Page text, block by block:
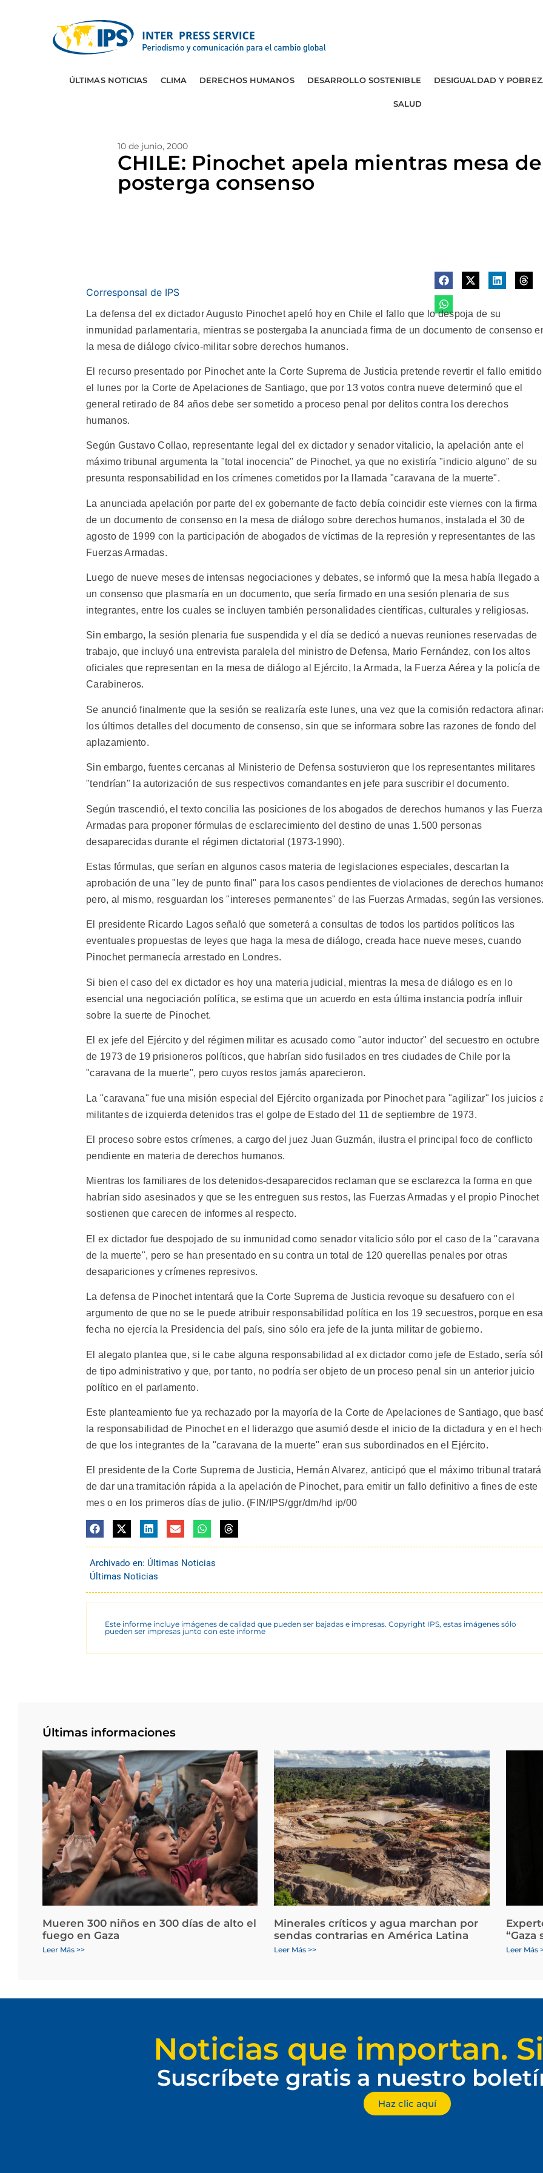
ÚLTIMAS NOTICIAS CLIMA DERECHOS HUMANOS DESARROLLO SOSTENIBLE DESIGUALDAD Y
SALUD
10 de junio, 2000
CHILE: Pinochet apela mientras mesa
posterga consenso
Corresponsal de IPS
La defensa del ex dictador Augusto Pinochet apeló hoy en Chile el fallo que lo despoja de su
inmunidad parlamentaria, mientras se postergaba la anunciada firma de un documento de consenso
la mesa de diálogo cívico-militar sobre derechos humanos.
El recurso presentado por Pinochet ante la Corte Suprema de Justicia pretende revertir el fallo emitido
el lunes por la Corte de Apelaciones de Santiago, que por 13 votos contra nueve determinó que el
general retirado de 84 años debe ser sometido a proceso penal por delitos contra los derechos
humanos.
Según Gustavo Collao, representante legal del ex dictador y senador vitalicio, la apelación ante el
máximo tribunal argumenta la "total inocencia" de Pinochet, ya que no existiría "indicio alguno" de su
presunta responsabilidad en los crímenes cometidos por la llamada "caravana de la muerte".
La anunciada apelación por parte del ex gobernante de facto debía coincidir este viernes con la firma
de un documento de consenso en la mesa de diálogo sobre derechos humanos, instalada el 30 de
agosto de 1999 con la participación de abogados de víctimas de la represión y representantes de las
Fuerzas Armadas.
Luego de nueve meses de intensas negociaciones y debates, se informó que la mesa había llegado a
un consenso que plasmaría en un documento, que sería firmado en una sesión plenaria de sus
integrantes, entre los cuales se incluyen también personalidades científicas, culturales y religiosas.
Sin embargo, la sesión plenaria fue suspendida y el día se dedicó a nuevas reuniones reservadas de
trabajo, que incluyó una entrevista paralela del ministro de Defensa, Mario Fernández, con los altos
oficiales que representan en la mesa de diálogo al Ejército, la Armada, la Fuerza Aérea y la policía de
Carabineros.
Se anunció finalmente que la sesión se realizaría este lunes, una vez que la comisión redactora
los últimos detalles del documento de consenso, sin que se informara sobre las razones de fondo del
aplazamiento.
Sin embargo, fuentes cercanas al Ministerio de Defensa sostuvieron que los representantes militares
"tendrían" la autorización de sus respectivos comandantes en jefe para suscribir el documento.
Según trascendió, el texto concilia las posiciones de los abogados de derechos humanos y las
Armadas para proponer fórmulas de esclarecimiento del destino de unas 1.500 personas
desaparecidas durante el régimen dictatorial (1973-1990).
Estas fórmulas, que serían en algunos casos materia de legislaciones especiales, descartan la
aprobación de una "ley de punto final" para los casos pendientes de violaciones de derechos
pero, al mismo, resguardan los "intereses permanentes" de las Fuerzas Armadas, según las
El presidente Ricardo Lagos señaló que someterá a consultas de todos los partidos políticos las
eventuales propuestas de leyes que haga la mesa de diálogo, creada hace nueve meses, cuando
Pinochet permanecía arrestado en Londres.
Si bien el caso del ex dictador es hoy una materia judicial, mientras la mesa de diálogo es en lo
esencial una negociación política, se estima que un acuerdo en esta última instancia podría influir
sobre la suerte de Pinochet.
El ex jefe del Ejército y del régimen militar es acusado como "autor inductor" del secuestro en octubre
de 1973 de 19 prisioneros políticos, que habrían sido fusilados en tres ciudades de Chile por la
"caravana de la muerte", pero cuyos restos jamás aparecieron.
La "caravana" fue una misión especial del Ejército organizada por Pinochet para "agilizar" los juicios
militantes de izquierda detenidos tras el golpe de Estado del 11 de septiembre de 1973.
El proceso sobre estos crímenes, a cargo del juez Juan Guzmán, ilustra el principal foco de conflicto
pendiente en materia de derechos humanos.
Mientras los familiares de los detenidos-desaparecidos reclaman que se esclarezca la forma en que
habrían sido asesinados y que se les entreguen sus restos, las Fuerzas Armadas y el propio Pinochet
sostienen que carecen de informes al respecto.
El ex dictador fue despojado de su inmunidad como senador vitalicio sólo por el caso de la "caravana
de la muerte", pero se han presentado en su contra un total de 120 querellas penales por otras
desapariciones y crímenes represivos.
La defensa de Pinochet intentará que la Corte Suprema de Justicia revoque su desafuero con el
argumento de que no se le puede atribuir responsabilidad política en los 19 secuestros, porque en esa
fecha no ejercía la Presidencia del país, sino sólo era jefe de la junta militar de gobierno.
El alegato plantea que, si le cabe alguna responsabilidad al ex dictador como jefe de Estado, sería
de tipo administrativo y que, por tanto, no podría ser objeto de un proceso penal sin un anterior juicio
político en el parlamento.
Este planteamiento fue ya rechazado por la mayoría de la Corte de Apelaciones de Santiago, que
la responsabilidad de Pinochet en el liderazgo que asumió desde el inicio de la dictadura y en el
de que los integrantes de la "caravana de la muerte" eran sus subordinados en el Ejército.
El presidente de la Corte Suprema de Justicia, Hernán Alvarez, anticipó que el máximo tribunal tratará
de dar una tramitación rápida a la apelación de Pinochet, para emitir un fallo definitivo a fines de este
mes o en los primeros días de julio. (FIN/IPS/ggr/dm/hd ip/00
Archivado en: Últimas Noticias
Últimas Noticias
Este informe incluye imágenes de calidad que pueden ser bajadas e impresas. Copyright IPS, estas imágenes sólo
pueden ser impresas junto con este informe
Últimas informaciones
Mueren 300 niños en 300 días de alto el
fuego en Gaza
Leer Más >>
Minerales críticos y agua marchan por
sendas contrarias en América Latina
Leer Más >>
“Gaza
Leer Más
Noticias que importan.
Suscríbete gratis a nuestro
Haz clic aquí